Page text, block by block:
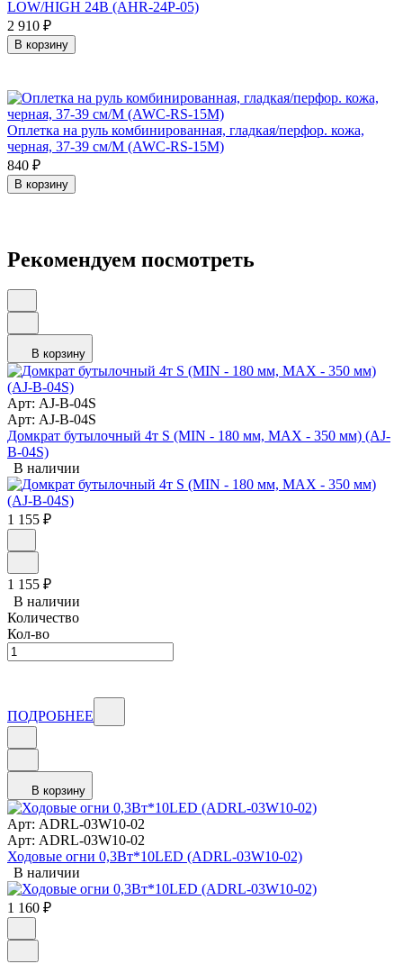
LOW/HIGH 24В (AHR-24P-05)
2 910 ₽
В корзину
Оплетка на руль комбинированная, гладкая/перфор. кожа,
черная, 37-39 см/М (AWC-RS-15M)
840 ₽
В корзину
Рекомендуем посмотреть
В корзину
Арт: AJ-B-04S
Арт: AJ-B-04S
Домкрат бутылочный 4т S (MIN - 180 мм, MAX - 350 мм) (AJ-
B-04S)
В наличии
1 155 ₽
1 155 ₽
В наличии
Количество
Кол-во
ПОДРОБНЕЕ
В корзину
Арт: ADRL-03W10-02
Арт: ADRL-03W10-02
Ходовые огни 0,3Вт*10LED (ADRL-03W10-02)
В наличии
1 160 ₽